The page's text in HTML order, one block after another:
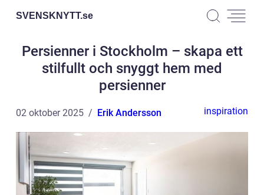
SVENSKNYTT.se
Persienner i Stockholm – skapa ett
stilfullt och snyggt hem med
persienner
02 oktober 2025 Erik Andersson inspiration